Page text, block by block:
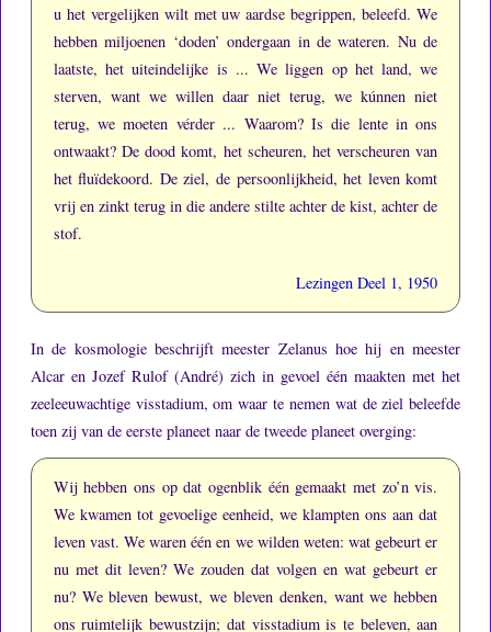
u het vergelijken wilt met uw aardse begrippen, beleefd.We
hebben miljoenen ‘doden’ ondergaan in de wateren. Nu de
laatste, het uiteindelijke is ... We liggen op het land, we
sterven, want we willen daar niet terug, we kúnnen niet
terug, we moeten vérder ... Waarom? Is die lente in ons
ontwaakt? De dood komt, het scheuren, het verscheuren van
het fluïdekoord. De ziel, de persoonlijkheid, het leven komt
vrij en zinkt terug in die andere stilte achter de kist, achter de
stof.
Lezingen Deel 1, 1950
In de kosmologie beschrijft meester Zelanus hoe hij en meester
Alcar en Jozef Rulof (André) zich in gevoel één maakten met het
zeeleeuwachtige visstadium, om waar te nemen wat de ziel beleefde
toen zij van de eerste planeet naar de tweede planeet overging:
Wij hebben ons op dat ogenblik één gemaakt met zo’n vis.
We kwamen tot gevoelige eenheid, we klampten ons aan dat
leven vast.We waren één en we wilden weten: wat gebeurt er
nu met dit leven? We zouden dat volgen en wat gebeurt er
nu? We bleven bewust, we bleven denken, want we hebben
ons ruimtelijk bewustzijn; dat visstadium is te beleven, aan